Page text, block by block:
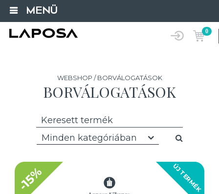
MENÜ
0
WEBSHOP / BORVÁLOGATÁSOK
BORVÁLOGATÁSOK
Minden kategóriában
ÚJ TERMÉK
-15%